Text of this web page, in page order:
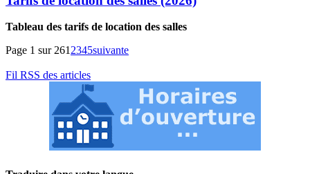
Tableau des tarifs de location des salles
Page 1 sur 261 2345suivante
Fil RSS des articles